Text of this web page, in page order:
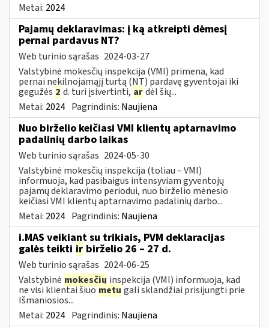
Metai: 2024
Pajamų deklaravimas: į ką atkreipti dėmesį
pernai pardavus NT?
Web turinio sąrašas 2024-03-27
Valstybinė mokesčių inspekcija (VMI) primena, kad
pernai nekilnojamąjį turtą (NT) pardavę gyventojai iki
gegužės 2 d. turi įsivertinti, ardėl šių...
Metai: 2024 Pagrindinis: Naujiena
Nuo birželio keičiasi VMI klientų aptarnavimo
padalinių darbo laikas
Web turinio sąrašas 2024-05-30
Valstybinė mokesčių inspekcija (toliau – VMI)
informuoja, kad pasibaigus intensyviam gyventojų
pajamų deklaravimo periodui, nuo birželio mėnesio
keičiasi VMI klientų aptarnavimo padalinių darbo...
Metai: 2024 Pagrindinis: Naujiena
i.MAS veikiant su trikiais, PVM deklaracijas
galės teikti ir birželio 26 – 27 d.
Web turinio sąrašas 2024-06-25
Valstybinė mokesčių inspekcija (VMI) informuoja, kad
ne visi klientai šiuometu gali sklandžiai prisijungti prie
Išmaniosios...
Metai: 2024 Pagrindinis: Naujiena